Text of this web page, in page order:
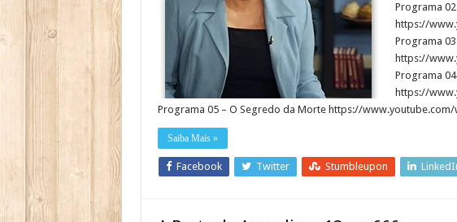
Programa
https://
Programa 03
https://
Programa 04
https://
Programa 05 – O Segredo da Morte https://www.youtube.com/
Saiba Mais »
Facebook Twitter Stumbleupon